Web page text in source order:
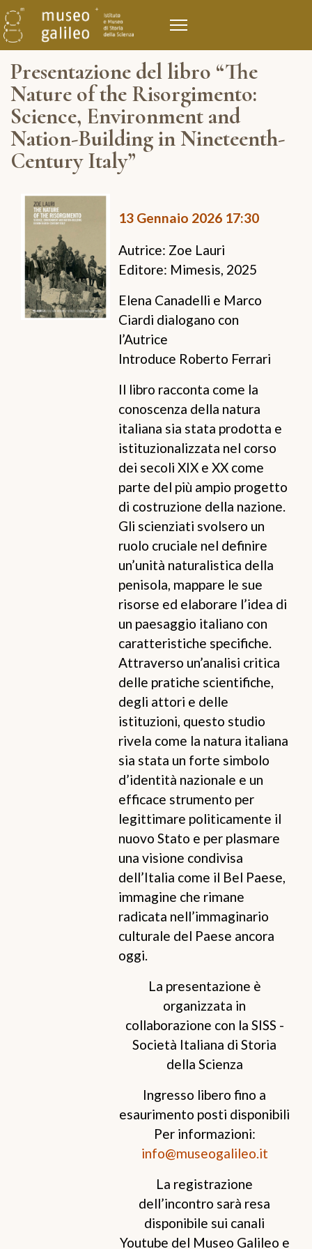
Presentazione del libro “The
Nature of the Risorgimento:
Science, Environment and
Nation-Building in Nineteenth-
Century Italy”
13 Gennaio 2026 17:30
Autrice: Zoe Lauri
Editore: Mimesis, 2025
Elena Canadelli e Marco
Ciardi dialogano con
l’Autrice
Introduce Roberto Ferrari
Il libro racconta come la
conoscenza della natura
italiana sia stata prodotta e
istituzionalizzata nel corso
dei secoli XIX e XX come
parte del più ampio progetto
di costruzione della nazione.
Gli scienziati svolsero un
ruolo cruciale nel definire
un’unità naturalistica della
penisola, mappare le sue
risorse ed elaborare l’idea di
un paesaggio italiano con
caratteristiche specifiche.
Attraverso un’analisi critica
delle pratiche scientifiche,
degli attori e delle
istituzioni, questo studio
rivela come la natura italiana
sia stata un forte simbolo
d’identità nazionale e un
efficace strumento per
legittimare politicamente il
nuovo Stato e per plasmare
una visione condivisa
dell’Italia come il Bel Paese,
immagine che rimane
radicata nell’immaginario
culturale del Paese ancora
oggi.
La presentazione è
organizzata in
collaborazione con la SISS -
Società Italiana di Storia
della Scienza
Ingresso libero fino a
esaurimento posti disponibili
Per informazioni:
info@museogalileo.it
La registrazione
dell’incontro sarà resa
disponibile sui canali
Youtube del Museo Galileo e